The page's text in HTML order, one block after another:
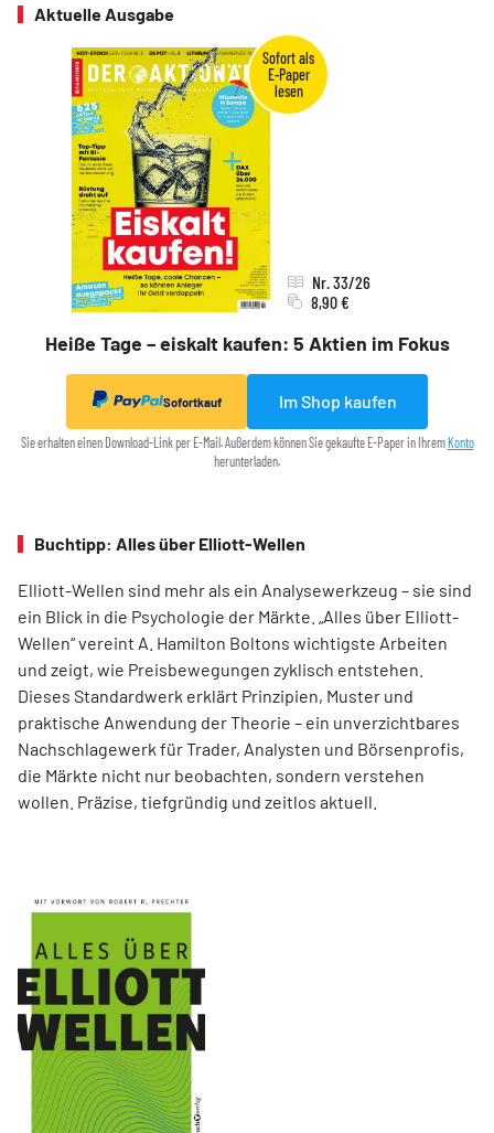
Aktuelle Ausgabe
Heiße Tage – eiskalt kaufen: 5 Aktien im Fokus
Nr. 33/26
8,90 €
Sofortkauf Im Shop kaufen
Sie erhalten einen Download-Link per E-Mail. Außerdem können Sie gekaufte E-Paper in Ihrem Konto
herunterladen.
Buchtipp: Alles über Elliott-Wellen
Elliott-Wellen sind mehr als ein Analysewerkzeug – sie sind
ein Blick in die Psychologie der Märkte. „Alles über Elliott-
Wellen“ vereint A. Hamilton Boltons wichtigste Arbeiten
und zeigt, wie Preisbewegungen zyklisch entstehen.
Dieses Standardwerk erklärt Prinzipien, Muster und
praktische Anwendung der Theorie – ein unverzichtbares
Nachschlagewerk für Trader, Analysten und Börsenprofis,
die Märkte nicht nur beobachten, sondern verstehen
wollen. Präzise, tiefgründig und zeitlos aktuell.